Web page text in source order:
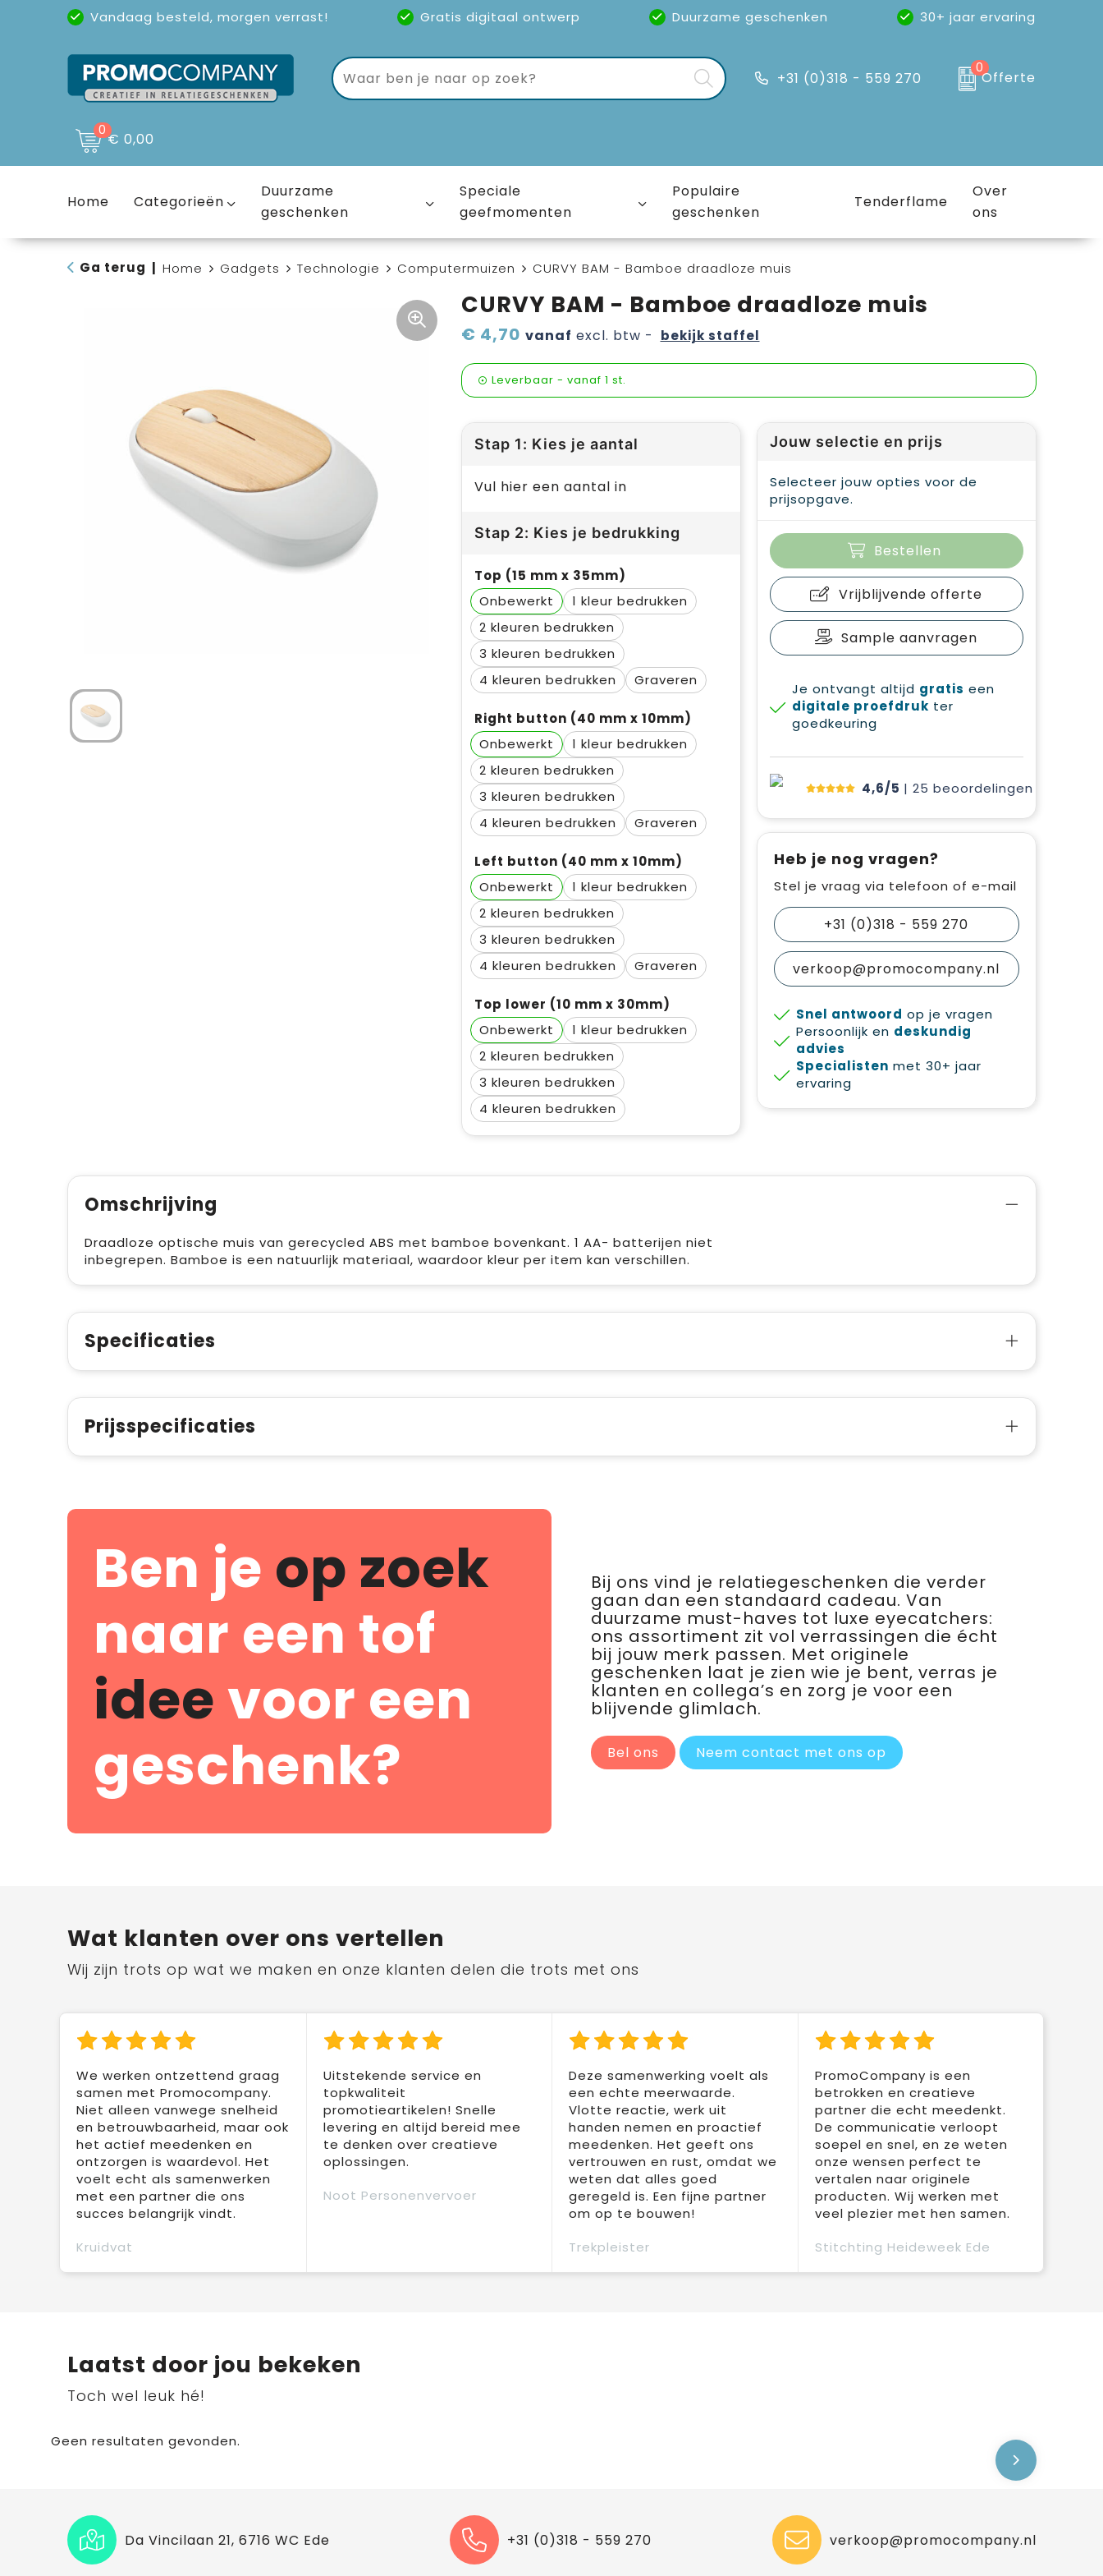
Vandaag besteld, morgen verrast! Gratis digitaal ontwerp Duurzame geschenken
30+ jaar ervaring
Uitstekende reviews(4,6/5)
+31 (0)318 - 559 270
0
Offerte
0€ 0,00
Home Categorieën
Duurzame
geschenken
Speciale
geefmomenten
Populaire
geschenken
Tenderflame
Over
ons
Ga terug Home Gadgets Technologie Computermuizen CURVY BAM - Bamboe draadloze muis
CURVY BAM - Bamboe draadloze muis
€ 4,70 vanaf excl. btw - bekijk staffel
Leverbaar - vanaf 1 st.
Stap 1: Kies je aantal
Vul hier een aantal in
Stap 2: Kies je bedrukking
Top (15 mm x 35mm)
Onbewerkt
1
2
3
4
Graveren
Right button (40 mm x 10mm)
Onbewerkt
1
2
3
4
Graveren
Left button (40 mm x 10mm)
Onbewerkt
1
2
3
4
Graveren
Top lower (10 mm x 30mm)
Onbewerkt
1
2
3
4
Jouw selectie en prijs
Selecteer jouw opties voor de
prijsopgave.
Bestellen
Vrijblijvende offerte
Sample aanvragen
Je ontvangt altijd gratis een
digitale proefdruk ter
goedkeuring
4,6/5 | 25 beoordelingen
Heb je nog vragen?
Stel je vraag via telefoon of e-mail
+31 (0)318 - 559 270
verkoop@promocompany.nl
Snel antwoord op je vragen
Persoonlijk en deskundig
advies
Specialisten met 30+ jaar
ervaring
Omschrijving
Draadloze optische muis van gerecycled ABS met bamboe bovenkant. 1 AA- batterijen niet
inbegrepen. Bamboe is een natuurlijk materiaal, waardoor kleur per item kan verschillen.
Specificaties
Prijsspecificaties
Ben je op zoek
naar een tof
ideevoor een
geschenk?
Bij ons vind je relatiegeschenken die verder
gaan dan een standaard cadeau. Van
duurzame must-haves tot luxe eyecatchers:
ons assortiment zit vol verrassingen die écht
bij jouw merk passen. Met originele
geschenken laat je zien wie je bent, verras je
klanten en collega’s en zorg je voor een
blijvende glimlach.
Bel ons Neem contact met ons op
Wat klanten over ons vertellen
Wij zijn trots op wat we maken en onze klanten delen die trots met ons
We werken ontzettend graag
samen met Promocompany.
Niet alleen vanwege snelheid
en betrouwbaarheid, maar ook
het actief meedenken en
ontzorgen is waardevol. Het
voelt echt als samenwerken
met een partner die ons
succes belangrijk vindt.
Kruidvat
Uitstekende service en
topkwaliteit
promotieartikelen! Snelle
levering en altijd bereid mee
te denken over creatieve
oplossingen.
Noot Personenvervoer
Deze samenwerking voelt als
een echte meerwaarde.
Vlotte reactie, werk uit
handen nemen en proactief
meedenken. Het geeft ons
vertrouwen en rust, omdat we
weten dat alles goed
geregeld is. Een fijne partner
om op te bouwen!
Trekpleister
PromoCompany is een
betrokken en creatieve
partner die echt meedenkt.
De communicatie verloopt
soepel en snel, en ze weten
onze wensen perfect te
vertalen naar originele
producten. Wij werken met
veel plezier met hen samen.
Stitchting Heideweek Ede
Laatst door jou bekeken
Toch wel leuk hé!
Geen resultaten gevonden.
Da Vincilaan 21, 6716 WC Ede +31 (0)318 - 559 270 verkoop@promocompany.nl